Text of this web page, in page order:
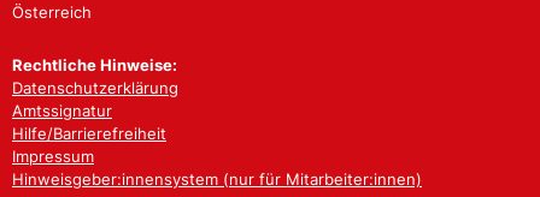
Österreich
Rechtliche Hinweise:
Datenschutzerklärung
Amtssignatur
Hilfe/Barrierefreiheit
Impressum
Hinweisgeber:innensystem (nur für Mitarbeiter:innen)